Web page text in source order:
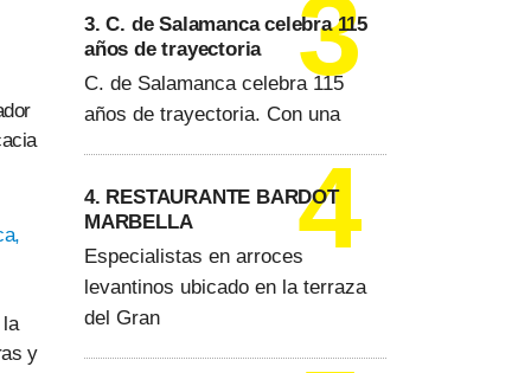
y
3. C. de Salamanca celebra 115
años de trayectoria
C. de Salamanca celebra 115
años de trayectoria. Con una
4. RESTAURANTE BARDOT
MARBELLA
Especialistas en arroces
levantinos ubicado en la terraza
del Gran